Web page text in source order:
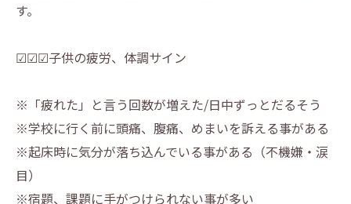
す。
☑☑☑子供の疲労、体調サイン
※「疲れた」と言う回数が増えた/日中ずっとだるそう
※学校に行く前に頭痛、腹痛、めまいを訴える事がある
※起床時に気分が落ち込んでいる事がある（不機嫌・涙
目）
※宿題、課題に手がつけられない事が多い